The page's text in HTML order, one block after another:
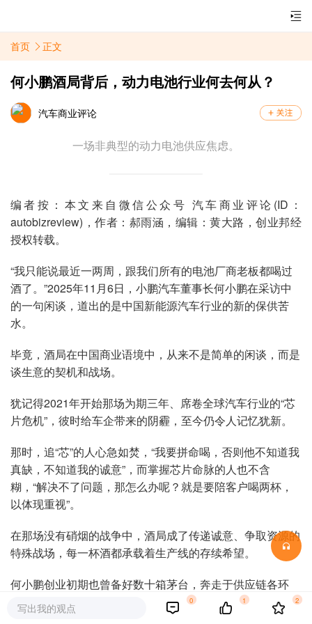
首页 正文
何小鹏酒局背后，动力电池行业何去何从？
汽车商业评论
一场非典型的动力电池供应焦虑。
编者按：本文来自微信公众号 汽车商业评论(ID：
autobizreview)，作者：郝雨涵，编辑：黄大路，创业邦经
授权转载。
“我只能说最近一两周，跟我们所有的电池厂商老板都喝过
酒了。”2025年11月6日，小鹏汽车董事长何小鹏在采访中
的一句闲谈，道出的是中国新能源汽车行业的新的保供苦
水。
毕竟，酒局在中国商业语境中，从来不是简单的闲谈，而是
谈生意的契机和战场。
犹记得2021年开始那场为期三年、席卷全球汽车行业的“芯
片危机”，彼时给车企带来的阴霾，至今仍令人记忆犹新。
那时，追“芯”的人心急如焚，“我要拼命喝，否则他不知道我
真缺，不知道我的诚意”，而掌握芯片命脉的人也不含
糊，“解决不了问题，那怎么办呢？就是要陪客户喝两杯，
以体现重视”。
在那场没有硝烟的战争中，酒局成了传递诚意、争取资源的
特殊战场，每一杯酒都承载着生产线的存续希望。
何小鹏创业初期也曾备好数十箱茅台，奔走于供应链各环
节，以酒为媒，用诚意敲开合作大门。
写出我的观点
0 1 2